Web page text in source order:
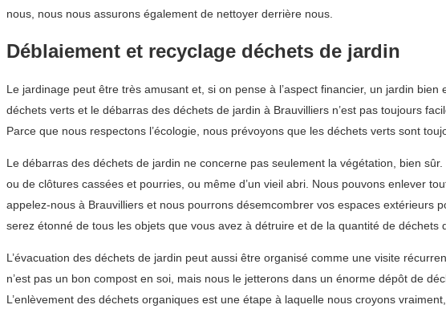
nous, nous nous assurons également de nettoyer derrière nous.
Déblaiement et recyclage déchets de jardin
Le jardinage peut être très amusant et, si on pense à l’aspect financier, un jardin
déchets verts et le débarras des déchets de jardin à Brauvilliers n’est pas toujours
Parce que nous respectons l’écologie, nous prévoyons que les déchets verts sont
Le débarras des déchets de jardin ne concerne pas seulement la végétation, bien
ou de clôtures cassées et pourries, ou même d’un vieil abri. Nous pouvons enlever
appelez-nous à Brauvilliers et nous pourrons désemcombrer vos espaces
serez étonné de tous les objets que vous avez à détruire et de la quantité de
L’évacuation des déchets de jardin peut aussi être organisé comme une visite
n’est pas un bon compost en soi, mais nous le jetterons dans un énorme dépôt de
L’enlèvement des déchets organiques est une étape à laquelle nous croyons